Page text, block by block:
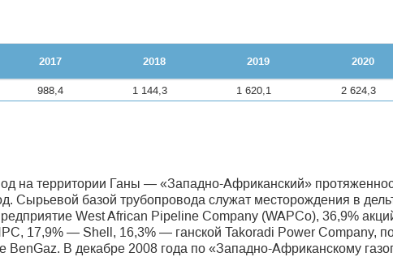
2017 2018 2019 2020
988,4 1 144,3 1 620,1 2 624,3
на территории Ганы — «Западно-Африканский»
Сырьевой базой трубопровода служат месторождения в
West African Pipeline Company (WAPCo), 36,9%
17,9% — Shell, 16,3% — ганской Takoradi Power Company,
BenGaz. В декабре 2008 года по «Западно-Африканскому